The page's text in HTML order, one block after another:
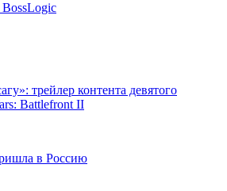
трейлер контента девятого
Battlefront II
в Россию